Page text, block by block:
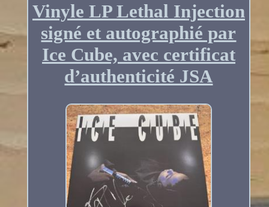
Vinyle LP Lethal Injection
signé et autographié par
Ice Cube, avec certificat
d’authenticité JSA